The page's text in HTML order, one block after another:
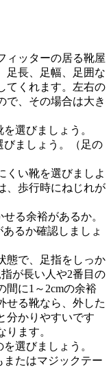
ィッターの居る靴屋
足長、足幅、足囲な
てくれます。左右の
で、その場合は大き
選びましょう。
びましょう。（足の
くい靴を選びましよ
、歩行時にねじれが
る余裕があるか。
るか確認しましょ
態で、足指をしっか
が長い人や2番目の
間に1～2cmの余裕
せる靴なら、外した
分かりやすいです
ます。
選びましょう。
たはマジックテー